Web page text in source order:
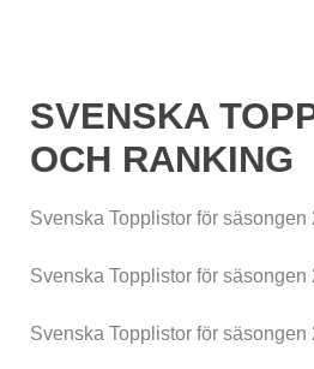
SVENSKA
OCH RANKING
Svenska Topplistor för säsongen
Svenska Topplistor för säsongen
Svenska Topplistor för säsongen